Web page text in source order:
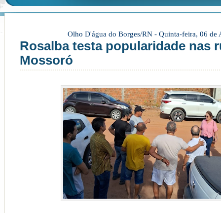
Olho D'água do Borges/RN - Quinta-feira, 06 de
Rosalba testa popularidade nas
Mossoró